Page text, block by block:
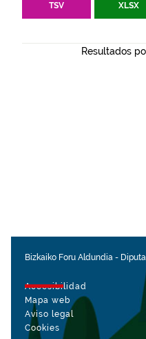
TSV XLSX
Resultados
Bizkaiko Foru Aldundia -
Accesibilidad
Mapa web
Aviso legal
Cookies